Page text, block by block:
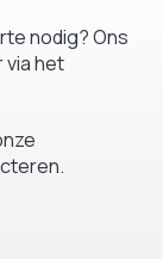
nodig? Ons
via het